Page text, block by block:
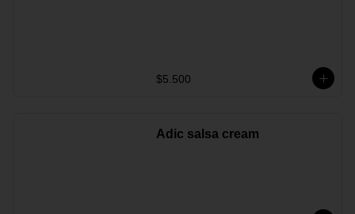
$5.500
Adic salsa cream